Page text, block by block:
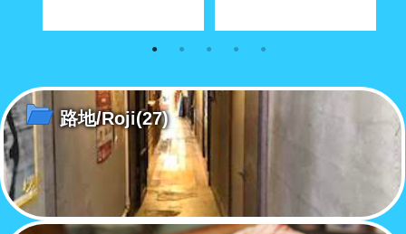
尾道ブランドづくりで、発案し
心のこもった1本の手造りおの
路地/Roji(27)